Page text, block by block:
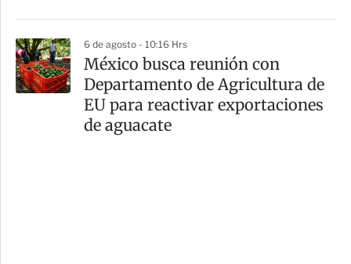
6 de agosto - 10:16 Hrs
México busca reunión con
Departamento de Agricultura de
EU para reactivar exportaciones
de aguacate